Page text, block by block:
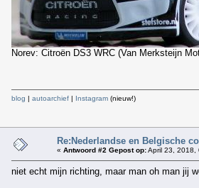
Norev: Citroën DS3 WRC (Van Merksteijn
blog | autoarchief | Instagram (nieuw!)
Re:Nederlandse en Belgische
« Antwoord #2 Gepost op:April 23, 2018,
niet echt mijn richting, maar man oh man jij